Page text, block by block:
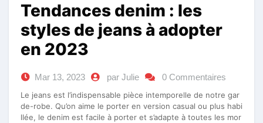
Tendances denim : les
styles de jeans à adopter
en 2023
Mar 13, 2023 par Julie 0 Commentaires
Le jeans est l’indispensable pièce intemporelle de notre gar
de-robe. Qu’on aime le porter en version casual ou plus habi
llée, le denim est facile à porter et s’adapte à toutes les mor